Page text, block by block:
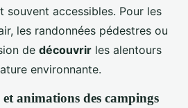
souvent accessibles. Pour les
les randonnées pédestres ou
de découvrir les alentours
environnante.
animations des campings